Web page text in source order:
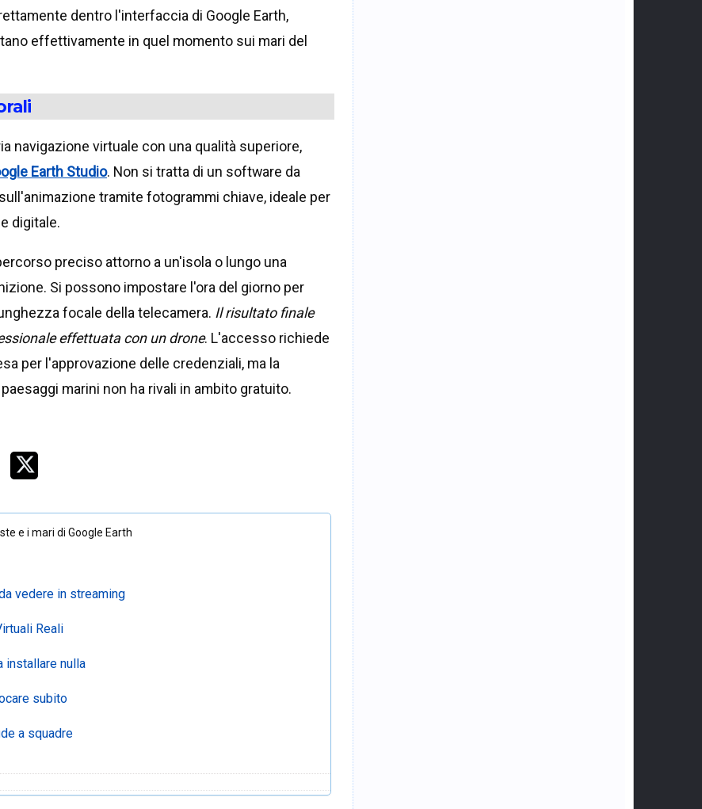
dentro l'interfaccia di Google Earth,
effettivamente in quel momento sui mari del
navigazione virtuale con una qualità superiore,
Earth Studio. Non si tratta di un software da
tramite fotogrammi chiave, ideale per
digitale.
preciso attorno a un'isola o lungo una
Si possono impostare l'ora del giorno per
focale della telecamera. Il risultato finale
effettuata con un drone. L'accesso richiede
per l'approvazione delle credenziali, ma la
marini non ha rivali in ambito gratuito.
e i mari di Google Earth
vedere in streaming
Reali
installare nulla
subito
a squadre